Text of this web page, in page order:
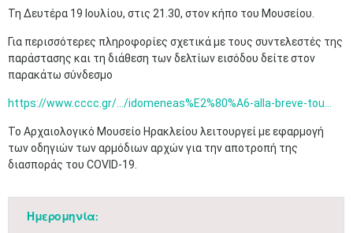
Τη Δευτέρα 19 Ιουλίου, στις 21.30, στον κήπο του Μουσείου.
Για περισσότερες πληροφορίες σχετικά με τους συντελεστές της
παράστασης και τη διάθεση των δελτίων εισόδου δείτε στον
παρακάτω σύνδεσμο
https://www.cccc.gr/.../idomeneas%E2%80%A6-alla-breve-tou...
Το Αρχαιολογικό Μουσείο Ηρακλείου λειτουργεί με εφαρμογή
των οδηγιών των αρμόδιων αρχών για την αποτροπή της
διασποράς του COVID-19.
Ημερομηνία: